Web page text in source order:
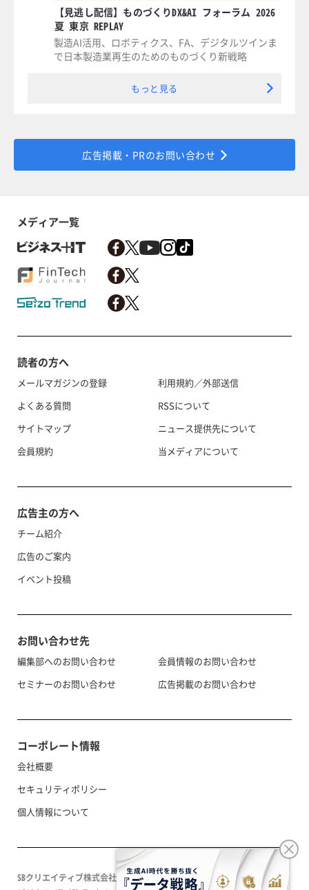
【見逃し配信】ものづくりDX&AI フォーラム 2026
夏 東京 REPLAY
製造AI活用、ロボティクス、FA、デジタルツインま
で日本製造業再生のためのものづくり新戦略
もっと見る
広告掲載・PRのお問い合わせ
メディア一覧
読者の方へ
メールマガジンの登録
よくある質問
サイトマップ
会員規約
利用規約／外部送信
RSSについて
ニュース提供先について
当メディアについて
広告主の方へ
チーム紹介
広告のご案内
イベント投稿
お問い合わせ先
編集部へのお問い合わせ
セミナーのお問い合わせ
会員情報のお問い合わせ
広告掲載のお問い合わせ
コーポレート情報
会社概要
セキュリティポリシー
個人情報について
SBクリエイティブ株式会社